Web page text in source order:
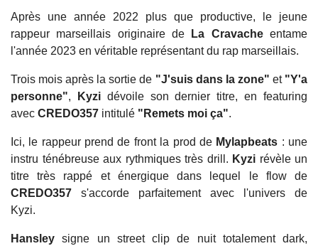
Après une année 2022 plus que productive, le jeune
rappeur marseillais originaire de
La Cravacheentame
l'année 2023 en véritable représentant du rap marseillais.
Trois mois après la sortie de "J'suis dans la zone" et "Y'a
personne", Kyzidévoile son dernier titre, en featuring
avec CREDO357 intitulé "Remets moi ça".
Ici, le rappeur prend de front la prod de Mylapbeats : une
instru ténébreuse aux rythmiques très drill. Kyzi révèle un
titre très rappé et énergique dans lequel le flow de
CREDO357 s'accorde parfaitement avec l'univers de
Kyzi.
Hansley signe un street clip de nuit totalement dark,